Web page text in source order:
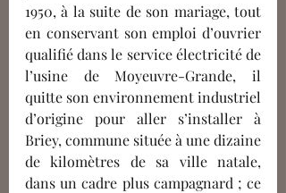
1950, à la suite de son mariage, tout
en conservant son emploi d’ouvrier
qualifié dans le service électricité de
l’usine de Moyeuvre-Grande, il
quitte son environnement industriel
d’origine pour aller s’installer à
Briey, commune située à une dizaine
de kilomètres de sa ville natale,
dans un cadre plus campagnard ; ce